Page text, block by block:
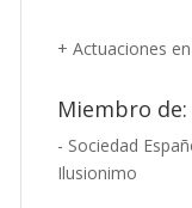
+ Actuaciones
Miembro de:
- Sociedad
Ilusionimo